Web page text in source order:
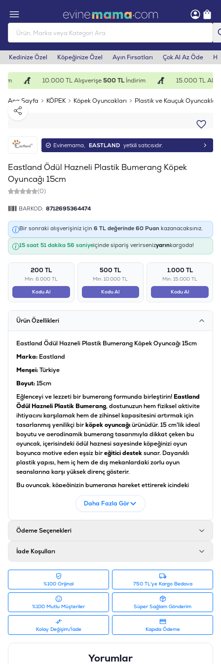
Kedinize Özel Köpeğinize Özel Ayın Fırsatları Çok Al Az Öde
10.000 TL Alışverişe500 TLİndirim 15.000 TL
Ana Sayfa KÖPEK Köpek Oyuncakları
Plastik ve Kauçuk Oyuncaklar
Paylaş
Evinemama, EASTLAND yetkili satıcısıdır.
Eastland Ödül Hazneli Plastik Bumerang Köpek
Oyuncağı 15cm
(0)
BARKOD: 8712695364474
Bir sonraki alışverişiniz için 6 TL değerinde 60 Puan kazanacaksınız.
15 saat 51 dakika 56 saniyeiçinde sipariş verirsenizyarınkargoda!
200 TL
Min: 6.000 TL
Kodu Al
500 TL
Min: 10.000 TL
Kodu Al
1.000 TL
Min: 15.000 TL
Kodu Al
Ürün Özellikleri
Eastland Ödül Hazneli Plastik Bumerang Köpek Oyuncağı 15cm
Marka: Eastland
Menşei:Türkiye
Boyut:15cm
Eğlenceyi ve lezzeti bir bumerang formunda birleştirin! Eastland
Ödül Hazneli Plastik Bumerang, dostunuzun hem fiziksel aktivite
ihtiyacını karşılamak hem de zihinsel kapasitesini artırmak için
tasarlanmış yenilikçi birköpek oyuncağıürünüdür. 15 cm'lik ideal
boyutu ve aerodinamik bumerang tasarımıyla dikkat çeken bu
oyuncak, içerisindeki ödül haznesi sayesinde köpeğinizi oyun
boyunca motive eden eşsiz bireğitici desteksunar. Dayanıklı
plastik yapısı, hem iç hem de dış mekanlardaki zorlu oyun
seanslarına karşı yüksek direnç gösterir.
Bu oyuncak, köpeğinizin bumerangı hareket ettirerek içindeki
ödüllere ulaşmaya çalışmasını sağlayarakmotor becerilerini
problem çözme yeteneğini geliştiren önemli bir
Eastland ödül hazneli bumerang, alışılmışın dışındaki
köpeğinizin dikkatini ve reflekslerini canlı tutan bir
ödül dolu şekilde boşaltmasına yardımcı olan bu ürün, evde tek
başına vakit geçiren dostlarınız için de harika bir stres gidericidir.
Ürün Özellikleri
Özellik Açıklama
Ürün Tipi Ödül Hazneli İnteraktif Bumerang
Boyut 15 cm
Yüksek Dayanımlı, Güvenli Plastik
Daha Fazla Gör
Ödeme Seçenekleri
İade Koşulları
%100 Orijinal 750 TL'ye Kargo Bedava
%100 Mutlu Müşteriler Süper Sağlam Gönderim
Kolay Değişim/İade Kapıda Ödeme
Yorumlar